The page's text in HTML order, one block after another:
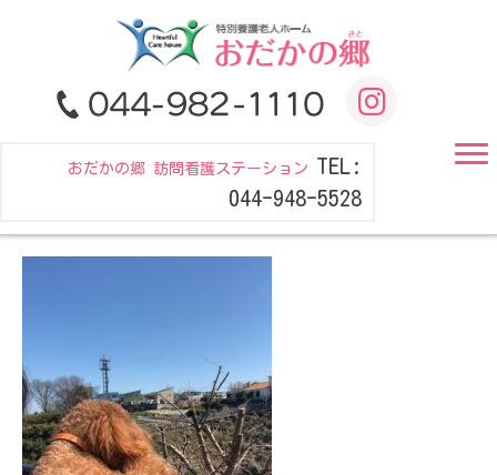
おだかの郷 訪問看護ステーション TEL:
044-948-5528